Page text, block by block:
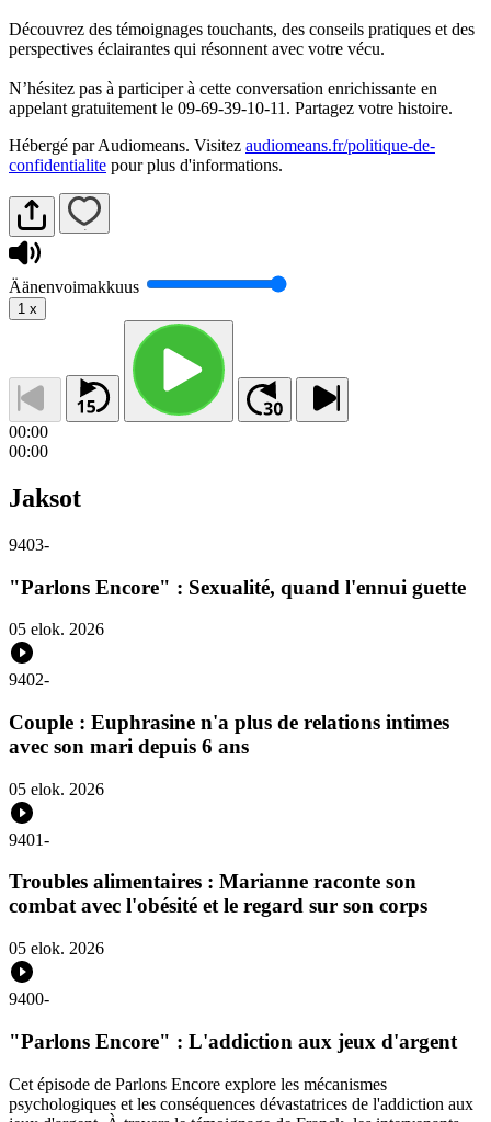
Découvrez des témoignages touchants, des conseils pratiques et des
perspectives éclairantes qui résonnent avec votre vécu.
N’hésitez pas à participer à cette conversation enrichissante en
appelant gratuitement le 09-69-39-10-11. Partagez votre histoire.
Hébergé par Audiomeans. Visitez audiomeans.fr/politique-de-
confidentialite pour plus d'informations.
Äänenvoimakkuus
1 x
00:00
00:00
Jaksot
9403-
"Parlons Encore" : Sexualité, quand l'ennui guette
05 elok. 2026
9402-
Couple : Euphrasine n'a plus de relations intimes
avec son mari depuis 6 ans
05 elok. 2026
9401-
Troubles alimentaires : Marianne raconte son
combat avec l'obésité et le regard sur son corps
05 elok. 2026
9400-
"Parlons Encore" : L'addiction aux jeux d'argent
Cet épisode de Parlons Encore explore les mécanismes
psychologiques et les conséquences dévastatrices de l'addiction aux